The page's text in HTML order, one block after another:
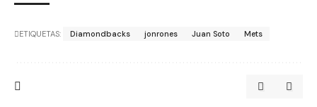
ETIQUETAS: Diamondbacks jonrones Juan Soto Mets